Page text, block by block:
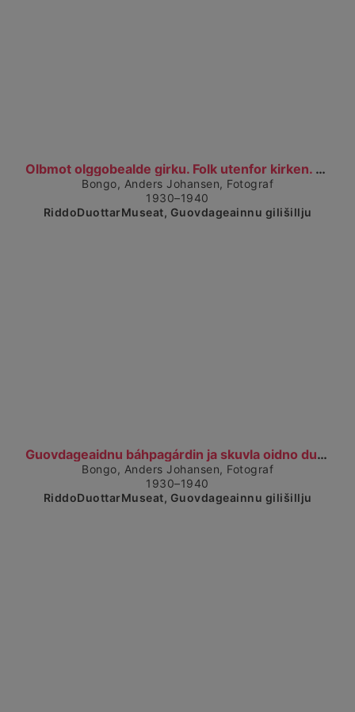
Olbmot olggobealde girku. Folk utenfor kirken. (19...
Čájet dárkkes dieđuid
Bongo, Anders Johansen, Fotograf
1930–1940
RiddoDuottarMuseat, Guovdageainnu gilišillju
Guovdageaidnu báhpagárdin ja skuvla oidno duogabea...
Čájet dárkkes dieđuid
Bongo, Anders Johansen, Fotograf
1930–1940
RiddoDuottarMuseat, Guovdageainnu gilišillju